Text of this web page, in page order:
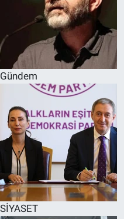
Gündem
SİYASET